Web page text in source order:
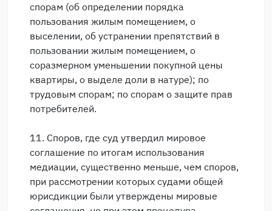
спорам (об определении порядка
пользования жилым помещением, о
выселении, об устранении препятствий в
пользовании жилым помещением, о
соразмерном уменьшении покупной цены
квартиры, о выделе доли в натуре); по
трудовым спорам; по спорам о защите прав
потребителей.
11. Споров, где суд утвердил мировое
соглашение по итогам использования
медиации, существенно меньше, чем споров,
при рассмотрении которых судами общей
юрисдикции были утверждены мировые